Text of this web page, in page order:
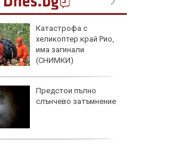
Катастрофа с
хеликоптер край Рио,
има загинали
(СНИМКИ)
Предстои пълно
слънчево затъмнение